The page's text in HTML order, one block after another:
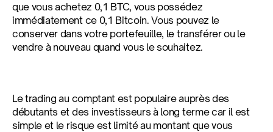
que vous achetez 0,1 BTC, vous possédez
immédiatement ce 0,1 Bitcoin. Vous pouvez le
conserver dans votre portefeuille, le transférer ou le
vendre à nouveau quand vous le souhaitez.
Le trading au comptant est populaire auprès des
débutants et des investisseurs à long terme car il est
simple et le risque est limité au montant que vous